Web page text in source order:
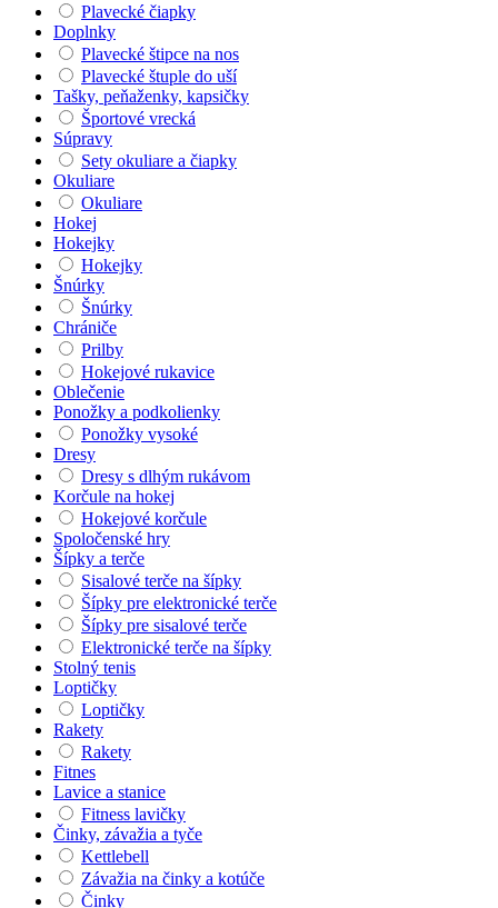
Plavecké čiapky
Doplnky
Plavecké štipce na nos
Plavecké štuple do uší
Tašky, peňaženky, kapsičky
Športové vrecká
Súpravy
Sety okuliare a čiapky
Okuliare
Okuliare
Hokej
Hokejky
Hokejky
Šnúrky
Šnúrky
Chrániče
Prilby
Hokejové rukavice
Oblečenie
Ponožky a podkolienky
Ponožky vysoké
Dresy
Dresy s dlhým rukávom
Korčule na hokej
Hokejové korčule
Spoločenské hry
Šípky a terče
Sisalové terče na šípky
Šípky pre elektronické terče
Šípky pre sisalové terče
Elektronické terče na šípky
Stolný tenis
Loptičky
Loptičky
Rakety
Rakety
Fitnes
Lavice a stanice
Fitness lavičky
Činky, závažia a tyče
Kettlebell
Závažia na činky a kotúče
Činky